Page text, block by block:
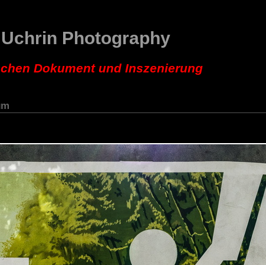
Photography
Dokument und Inszenierung